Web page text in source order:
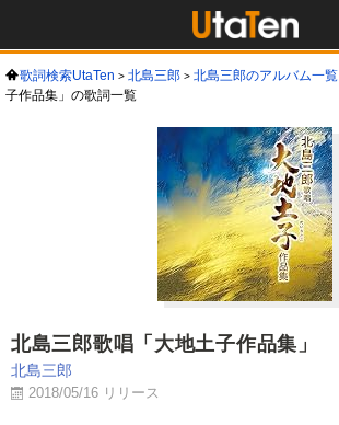
歌詞検索UtaTen 北島三郎 北島三郎のアルバム一覧
子作品集」の歌詞一覧
北島三郎歌唱「大地土子作品集」
北島三郎
2018/05/16 リリース